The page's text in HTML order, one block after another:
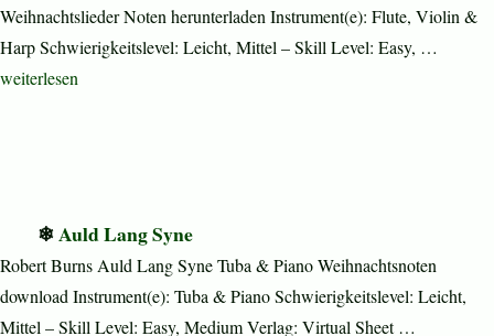
Weihnachtslieder Noten herunterladen Instrument(e): Flute, Violin &
Harp Schwierigkeitslevel: Leicht, Mittel – Skill Level: Easy, …
„Christmas Sheet Music and Carols“
weiterlesen
Auld Lang Syne
Robert Burns Auld Lang Syne Tuba & Piano Weihnachtsnoten
download Instrument(e): Tuba & Piano Schwierigkeitslevel: Leicht,
Mittel – Skill Level: Easy, Medium Verlag: Virtual Sheet …